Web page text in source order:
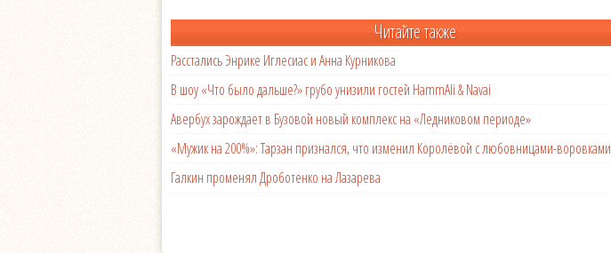
Читайте также
Расстались Энрике Иглесиас и Анна Курникова
В шоу «Что было дальше?» грубо унизили гостей HammAli & Navai
Авербух зарождает в Бузовой новый комплекс на «Ледниковом периоде»
«Мужик на 200%»: Тарзан признался, что изменил Королёвой с любовницами-воровками
Галкин променял Дроботенко на Лазарева